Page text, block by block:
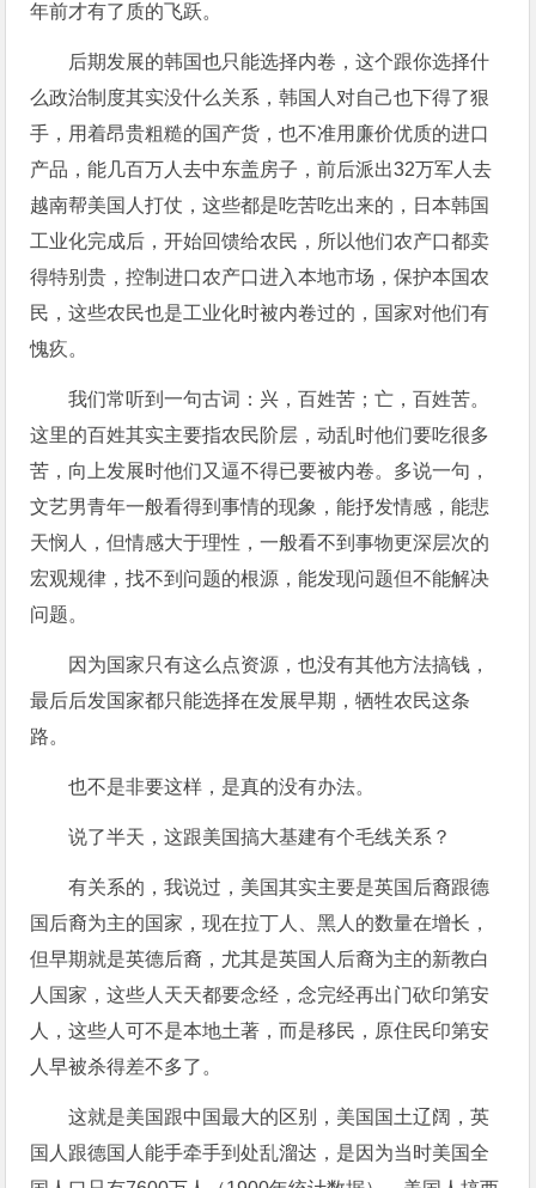
年前才有了质的飞跃。
后期发展的韩国也只能选择内卷，这个跟你选择什
么政治制度其实没什么关系，韩国人对自己也下得了狠
手，用着昂贵粗糙的国产货，也不准用廉价优质的进口
产品，能几百万人去中东盖房子，前后派出32万军人去
越南帮美国人打仗，这些都是吃苦吃出来的，日本韩国
工业化完成后，开始回馈给农民，所以他们农产口都卖
得特别贵，控制进口农产口进入本地市场，保护本国农
民，这些农民也是工业化时被内卷过的，国家对他们有
愧疚。
我们常听到一句古词：兴，百姓苦；亡，百姓苦。
这里的百姓其实主要指农民阶层，动乱时他们要吃很多
苦，向上发展时他们又逼不得已要被内卷。多说一句，
文艺男青年一般看得到事情的现象，能抒发情感，能悲
天悯人，但情感大于理性，一般看不到事物更深层次的
宏观规律，找不到问题的根源，能发现问题但不能解决
问题。
因为国家只有这么点资源，也没有其他方法搞钱，
最后后发国家都只能选择在发展早期，牺牲农民这条
路。
也不是非要这样，是真的没有办法。
说了半天，这跟美国搞大基建有个毛线关系？
有关系的，我说过，美国其实主要是英国后裔跟德
国后裔为主的国家，现在拉丁人、黑人的数量在增长，
但早期就是英德后裔，尤其是英国人后裔为主的新教白
人国家，这些人天天都要念经，念完经再出门砍印第安
人，这些人可不是本地土著，而是移民，原住民印第安
人早被杀得差不多了。
这就是美国跟中国最大的区别，美国国土辽阔，英
国人跟德国人能手牵手到处乱溜达，是因为当时美国全